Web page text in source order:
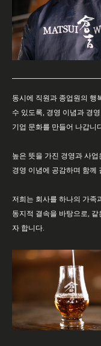
동시에 직원과 종업원의 행
수 있도록, 경영 이념과 경
기업 문화를 만들어 나갑니
높은 뜻을 가진 경영과 사
경영 이념에 공감하며 함께
저희는 회사를 하나의 가족
동지적 결속을 바탕으로,
자 합니다.